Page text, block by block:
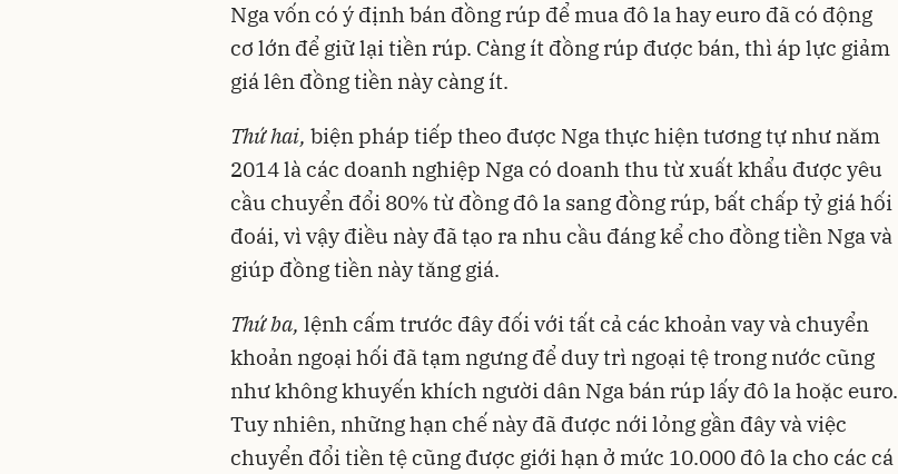
Nga vốn có ý định bán đồng rúp để mua đô la hay euro đã có động
cơ lớn để giữ lại tiền rúp. Càng ít đồng rúp được bán, thì áp lực giảm
giá lên đồng tiền này càng ít.
Thứ hai, biện pháp tiếp theo được Nga thực hiện tương tự như năm
2014 là các doanh nghiệp Nga có doanh thu từ xuất khẩu được yêu
cầu chuyển đổi 80% từ đồng đô la sang đồng rúp, bất chấp tỷ giá hối
đoái, vì vậy điều này đã tạo ra nhu cầu đáng kể cho đồng tiền Nga và
giúp đồng tiền này tăng giá.
Thứ ba, lệnh cấm trước đây đối với tất cả các khoản vay và chuyển
khoản ngoại hối đã tạm ngưng để duy trì ngoại tệ trong nước cũng
như không khuyến khích người dân Nga bán rúp lấy đô la hoặc euro.
Tuy nhiên, những hạn chế này đã được nới lỏng gần đây và việc
chuyển đổi tiền tệ cũng được giới hạn ở mức 10.000 đô la cho các cá